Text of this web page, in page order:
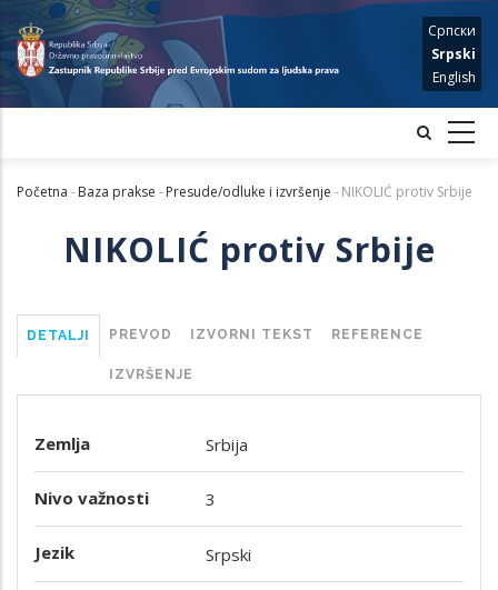
to
main
content
Српски
Srpski
English
Početna -Baza prakse -Presude/odluke i izvršenje -NIKOLIĆ protiv Srbije
NIKOLIĆ protiv Srbije
DETALJI PREVOD IZVORNI TEKST REFERENCE
IZVRŠENJE
Zemlja Srbija
Nivo važnosti 3
Jezik Srpski